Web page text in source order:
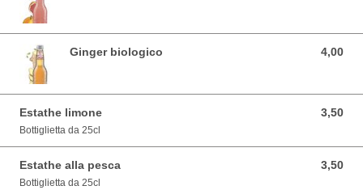
Ginger biologico 4,00
4,00 EUR
Estathe limone 3,50
3,50 EUR
Bottiglietta da 25cl
Estathe alla pesca 3,50
3,50 EUR
Bottiglietta da 25cl